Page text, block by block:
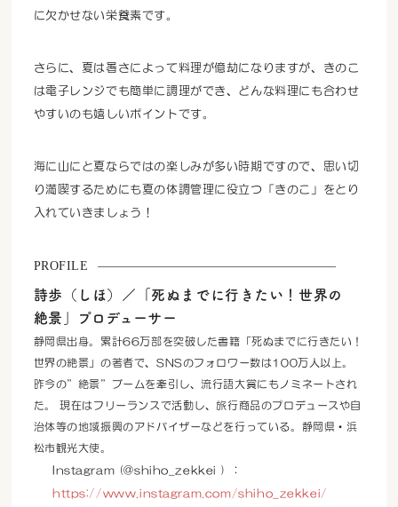
に欠かせない栄養素です。
さらに、夏は暑さによって料理が億劫になりますが、きのこ
は電子レンジでも簡単に調理ができ、どんな料理にも合わせ
やすいのも嬉しいポイントです。
海に山にと夏ならではの楽しみが多い時期ですので、思い切
り満喫するためにも夏の体調管理に役立つ「きのこ」をとり
入れていきましょう！
PROFILE
詩歩（しほ）／「死ぬまでに行きたい！世界の
絶景」プロデューサー
静岡県出身。累計66万部を突破した書籍「死ぬまでに行きたい！
世界の絶景」の著者で、SNSのフォロワー数は100万人以上。
昨今の”絶景”ブームを牽引し、流行語大賞にもノミネートされ
た。 現在はフリーランスで活動し、旅行商品のプロデュースや自
治体等の地域振興のアドバイザーなどを行っている。静岡県・浜
松市観光大使。
Instagram (@shiho_zekkei ) ：
https://www.instagram.com/shiho_zekkei/